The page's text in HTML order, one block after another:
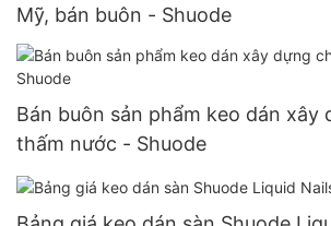
Mỹ, bán buôn - Shuode
Bán buôn sản phẩm keo dán xây
thấm nước - Shuode